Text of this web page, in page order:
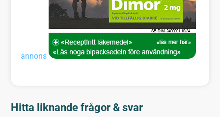
annons
Hitta liknande frågor & svar